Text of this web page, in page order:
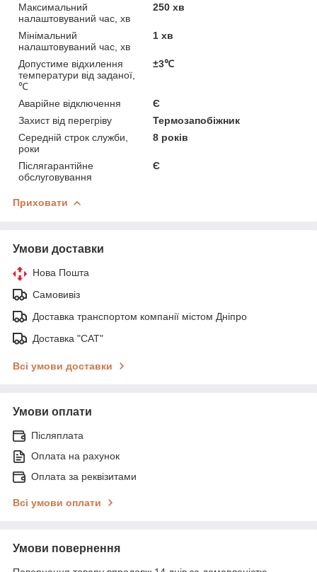
Максимальний
налаштовуваний час, хв
250 хв
Мінімальний
налаштовуваний час, хв
1 хв
Допустиме відхилення
температури від заданої,
℃
±3℃
Аварійне відключення
Є
Захист від перегріву
Термозапобіжник
Середній строк служби,
роки
8 років
Післягарантійне
обслуговування
Є
Приховати
Умови доставки
Нова Пошта
Самовивіз
Доставка транспортом компанії містом Дніпро
Доставка "САТ"
Всі умови доставки
Умови оплати
Післяплата
Оплата на рахунок
Оплата за реквізитами
Всі умови оплати
Умови повернення